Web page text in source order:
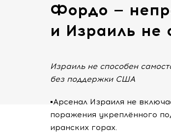
Фордо —
и Израиль не
Израиль не способен
без поддержки США
▪️Арсенал Израиля не
поражения укреплённого
иранских горах.